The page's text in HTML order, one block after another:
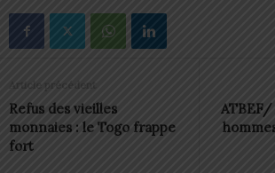
Article précédent
Refus des vieilles
monnaies : le Togo frappe
fort